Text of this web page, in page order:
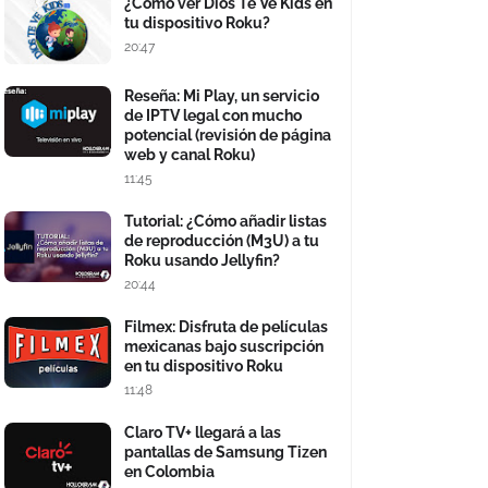
tu dispositivo Roku?
20:47
Reseña: Mi Play, un servicio
de IPTV legal con mucho
potencial (revisión de página
web y canal Roku)
11:45
Tutorial: ¿Cómo añadir listas
de reproducción (M3U) a tu
Roku usando Jellyfin?
20:44
Filmex: Disfruta de películas
mexicanas bajo suscripción
en tu dispositivo Roku
11:48
Claro TV+ llegará a las
pantallas de Samsung Tizen
en Colombia